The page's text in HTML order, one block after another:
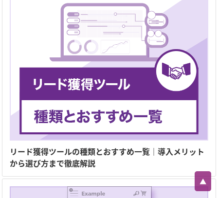
リード獲得ツールの種類とおすすめ一覧｜導入メリット
から選び方まで徹底解説
▲